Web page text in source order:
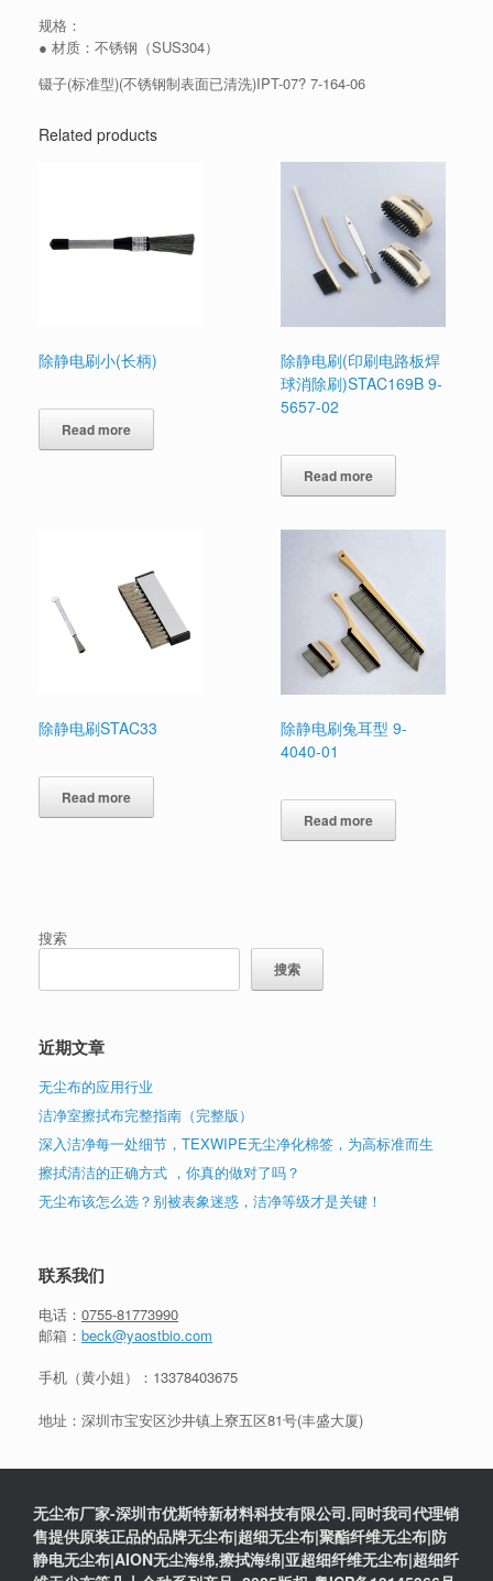
规格：
● 材质：不锈钢（SUS304）
镊子(标准型)(不锈钢制表面已清洗)IPT-07? 7-164-06
Related products
除静电刷小(长柄)
Read more
除静电刷(印刷电路板焊
球消除刷)STAC169B 9-
5657-02
Read more
除静电刷STAC33
Read more
除静电刷兔耳型 9-
4040-01
Read more
搜索
搜索
近期文章
无尘布的应用行业
洁净室擦拭布完整指南（完整版）
深入洁净每一处细节，TEXWIPE无尘净化棉签，为高标准而生
擦拭清洁的正确方式 ，你真的做对了吗？
无尘布该怎么选？别被表象迷惑，洁净等级才是关键！
联系我们
电话： 0755-81773990
邮箱： beck@yaostbio.com
手机（黄小姐）： 13378403675
地址：深圳市宝安区沙井镇上寮五区81号(丰盛大厦)
无尘布厂家-深圳市优斯特新材料科技有限公司.同时我司代理销
售提供原装正品的品牌无尘布|超细无尘布|聚酯纤维无尘布|防
静电无尘布|AION无尘海绵,擦拭海绵|亚超细纤维无尘布|超细纤